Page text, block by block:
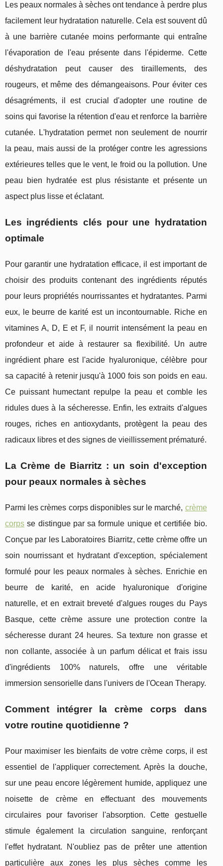
Les peaux normales à sèches ont tendance à perdre plus
facilement leur hydratation naturelle. Cela est souvent dû
à une barrière cutanée moins performante qui entraîne
l'évaporation de l'eau présente dans l'épiderme. Cette
déshydratation peut causer des tiraillements, des
rougeurs, et même des démangeaisons. Pour éviter ces
désagréments, il est crucial d'adopter une routine de
soins qui favorise la rétention d'eau et renforce la barrière
cutanée. L'hydratation permet non seulement de nourrir
la peau, mais aussi de la protéger contre les agressions
extérieures telles que le vent, le froid ou la pollution. Une
peau bien hydratée est plus résistante et présente un
aspect plus lisse et éclatant.
Les ingrédients clés pour une hydratation
optimale
Pour garantir une hydratation efficace, il est important de
choisir des produits contenant des ingrédients réputés
pour leurs propriétés nourrissantes et hydratantes. Parmi
eux, le beurre de karité est un incontournable. Riche en
vitamines A, D, E et F, il nourrit intensément la peau en
profondeur et aide à restaurer sa flexibilité. Un autre
ingrédient phare est l'acide hyaluronique, célèbre pour
sa capacité à retenir jusqu'à 1000 fois son poids en eau.
Ce puissant humectant repulpe la peau et comble les
ridules dues à la sécheresse. Enfin, les extraits d'algues
rouges, riches en antioxydants, protègent la peau des
radicaux libres et des signes de vieillissement prématuré.
La Crème de Biarritz : un soin d'exception
pour peaux normales à sèches
Parmi les crèmes corps disponibles sur le marché, crème
corps se distingue par sa formule unique et certifiée bio.
Conçue par les Laboratoires Biarritz, cette crème offre un
soin nourrissant et hydratant d'exception, spécialement
formulé pour les peaux normales à sèches. Enrichie en
beurre de karité, en acide hyaluronique d'origine
naturelle, et en extrait breveté d'algues rouges du Pays
Basque, cette crème assure une protection contre la
sécheresse durant 24 heures. Sa texture non grasse et
non collante, associée à un parfum délicat et frais issu
d'ingrédients 100% naturels, offre une véritable
immersion sensorielle dans l'univers de l'Ocean Therapy.
Comment intégrer la crème corps dans
votre routine quotidienne ?
Pour maximiser les bienfaits de votre crème corps, il est
essentiel de l'appliquer correctement. Après la douche,
sur une peau encore légèrement humide, appliquez une
noisette de crème en effectuant des mouvements
circulaires pour favoriser l'absorption. Cette gestuelle
stimule également la circulation sanguine, renforçant
l'effet hydratant. N'oubliez pas de prêter une attention
particulière aux zones les plus sèches comme les